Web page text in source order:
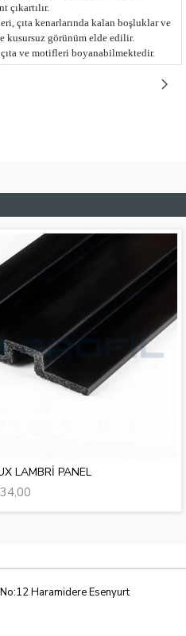
çıkartılır.
çıta kenarlarında kalan boşluklar ve
kusursuz görünüm elde edilir.
ve motifleri boyanabilmektedir.
LAMBRİ PANEL
Haramidere Esenyurt